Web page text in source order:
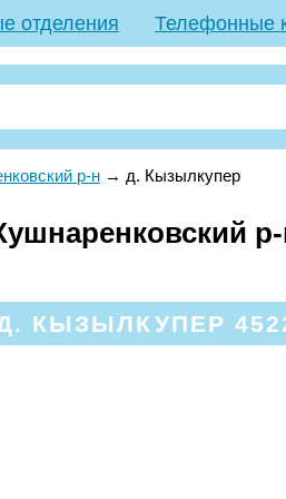
отделения Телефонные
р-н → д. Кызылкупер
р-
КЫЗЫЛКУПЕР